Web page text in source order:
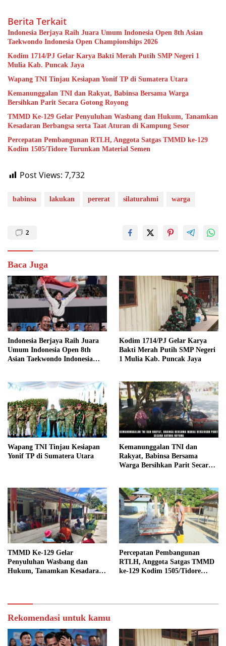
Berita Terkait
Indonesia Berjaya Raih Juara Umum Indonesia Open 8th Asian
Taekwondo Indonesia Open Championships 2026
Kodim 1714/PJ Gelar Karya Bakti Merah Putih SMP Negeri 1
Mulia Kab. Puncak Jaya
Wapang TNI Tinjau Kesiapan Yonif TP di Sumatera Utara
Kemanunggalan TNI dan Rakyat, Babinsa Bersama Warga
Bersihkan Parit Secara Gotong Royong
TMMD Ke-129 Gelar Penyuluhan Wasbang dan Hukum, Tanamkan
Kesadaran Berbangsa serta Taat Aturan di Kampung Sesor
Percepatan Pembangunan RTLH, Anggota Satgas TMMD ke-129
Kodim 1505/Tidore Turunkan Material Semen
Post Views: 7,732
babinsa lakukan pererat silaturahmi warga
2
Baca Juga
Indonesia Berjaya Raih Juara
Umum Indonesia Open 8th
Asian Taekwondo Indonesia
Kodim 1714/PJ Gelar Karya
Bakti Merah Putih SMP Negeri
1 Mulia Kab. Puncak Jaya
Wapang TNI Tinjau Kesiapan
Yonif TP di Sumatera Utara
Kemanunggalan TNI dan
Rakyat, Babinsa Bersama
Warga Bersihkan Parit Secara
TMMD Ke-129 Gelar
Penyuluhan Wasbang dan
Hukum, Tanamkan Kesadaran
Percepatan Pembangunan
RTLH, Anggota Satgas TMMD
ke-129 Kodim 1505/Tidore
Rekomendasi untuk kamu